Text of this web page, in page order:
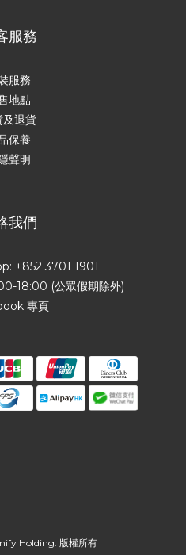
服務
服務
地點
及退貨
保養
聲明
我們
+852 3701 1901
18:00 (公眾假期除外)
專頁
Holding. 版權所有